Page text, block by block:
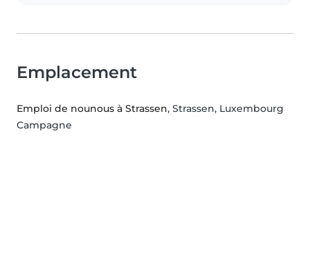
Emplacement
Emploi de nounous à Strassen, Strassen, Luxembourg
Campagne